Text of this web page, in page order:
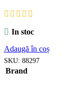
In stoc
Adaugă în coș
SKU: 88297
Brand